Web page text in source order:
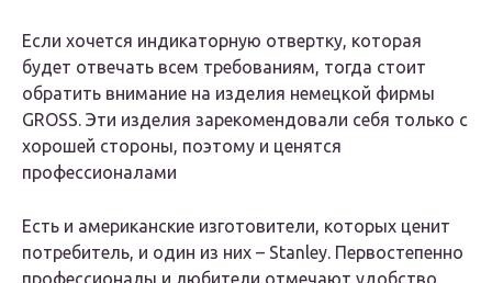
Если хочется индикаторную отвертку, которая
будет отвечать всем требованиям, тогда стоит
обратить внимание на изделия немецкой фирмы
GROSS. Эти изделия зарекомендовали себя только с
хорошей стороны, поэтому и ценятся
профессионалами
Есть и американские изготовители, которых ценит
потребитель, и один из них – Stanley. Первостепенно